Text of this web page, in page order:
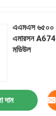
এএমএস ৬৫০০
এমারসন
মডিউল
দাম